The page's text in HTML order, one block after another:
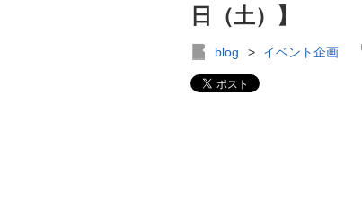
日（土）】
blog > イベント企画